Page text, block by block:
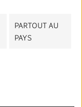
PARTOUT AU
PAYS